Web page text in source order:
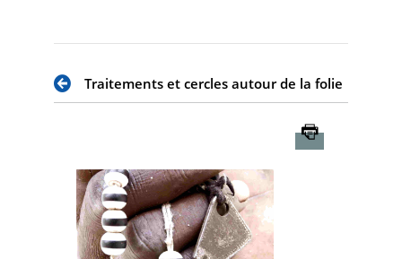
Traitements et cercles autour de la folie